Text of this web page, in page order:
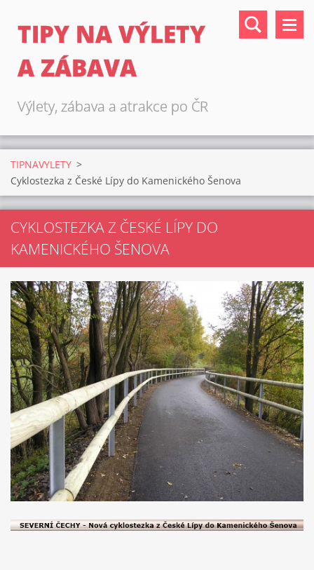
TIPY NA VÝLETY
A ZÁBAVA
Výlety, zábava a atrakce po ČR
TIPNAVYLETY >
Cyklostezka z České Lípy do Kamenického Šenova
CYKLOSTEZKA Z ČESKÉ LÍPY DO
KAMENICKÉHO ŠENOVA